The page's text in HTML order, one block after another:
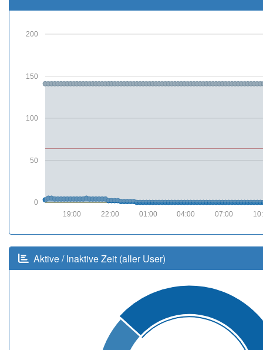
0
50
100
150
200
07:00
04:00
01:00
22:00
19:00
Aktive / Inaktive Zeit (aller User)